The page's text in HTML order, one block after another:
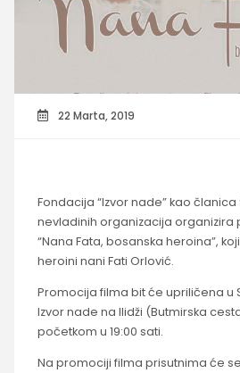
22 Marta, 2019
Fondacija “Izvor nade” kao
nevladinih organizacija organizira
“Nana Fata, bosanska heroina”,
heroini nani Fati Orlović.
Promocija filma bit će upriličena u
Izvor nade na Ilidži (Butmirska
početkom u 19:00 sati.
Na promociji filma prisutnima će